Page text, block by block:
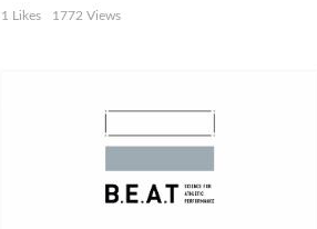
1 Likes 1772 Views